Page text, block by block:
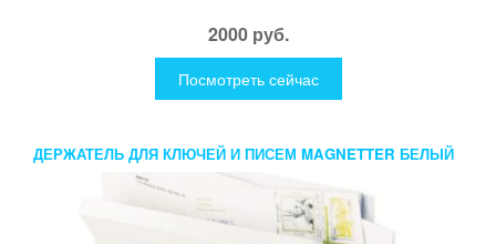
2000 руб.
Посмотреть сейчас
ДЕРЖАТЕЛЬ ДЛЯ КЛЮЧЕЙ И ПИСЕМ MAGNETTER БЕЛЫЙ